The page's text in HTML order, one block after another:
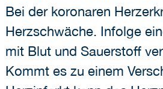
Bei der koronaren
Herzschwäche. Infolge
mit Blut und Sauerstoff
Kommt es zu einem